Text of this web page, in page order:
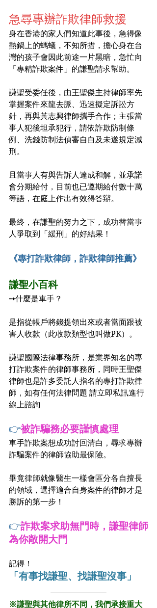
急尋專辦詐欺律師救援
身在香港的家人們知道此事後，急得像
熱鍋上的螞蟻，不知所措，擔心身在台
灣的孩子會因此前途一片黑暗，急忙向
「專精詐欺案件」的謙聖請求幫助。
謙聖受委任後，由王聖傑主持律師率先
掌握案件來龍去脈、迅速擬定訴訟方
針，再與黃志興律師攜手合作；主張當
事人犯後坦承犯行，請依詐欺防制條
例、洗錢防制法偵審自白及未遂規定減
刑。
且當事人有與告訴人達成和解，並承諾
會分期給付，目前也已遵期給付數十萬
等語，在庭上作出有效得答辯。
最終，在謙聖的努力之下，成功替當事
人爭取到「緩刑」的好結果！
《專打詐欺律師，詐欺律師推薦》
謙聖小百科
➙什麼是車手？
是指從帳戶將錢提領出來或者當面跟被
害人收款（此收款類型也叫做PK）。
謙聖國際法律事務所，是業界知名的專
打詐欺案件的律師事務所，同時王聖傑
律師也是許多委託人指名的專打詐欺律
師，如有任何法律問題 請立即私訊進行
線上諮詢
👉被詐騙務必要謹慎處理
車手詐欺案想成功討回清白，尋求專辦
詐騙案件的律師協助最保險。
畢竟律師就像醫生一樣會區分各自擅長
的領域，選擇適合自身案件的律師才是
勝訴的第一步！
👉詐欺案求助無門時，謙聖律師
為你敞開大門
記得！
「有事找謙聖、找謙聖沒事」
※謙聖與其他律所不同，我們承接重大